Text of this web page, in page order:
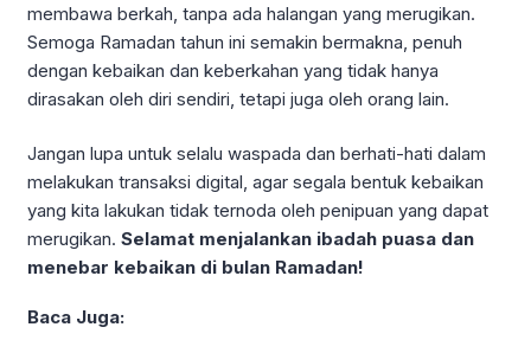
membawa berkah, tanpa ada halangan yang merugikan.
Semoga Ramadan tahun ini semakin bermakna, penuh
dengan kebaikan dan keberkahan yang tidak hanya
dirasakan oleh diri sendiri, tetapi juga oleh orang lain.
Jangan lupa untuk selalu waspada dan berhati-hati dalam
melakukan transaksi digital, agar segala bentuk kebaikan
yang kita lakukan tidak ternoda oleh penipuan yang dapat
merugikan. Selamat menjalankan ibadah puasa dan
menebar kebaikan di bulan Ramadan!
Baca Juga: